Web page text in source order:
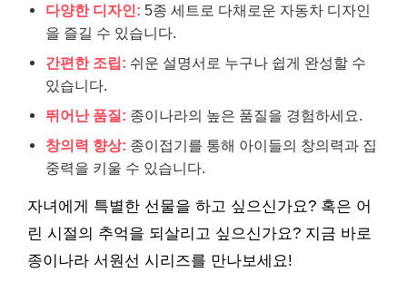
다양한 디자인: 5종 세트로 다채로운 자동차 디자인
을 즐길 수 있습니다.
간편한 조립: 쉬운 설명서로 누구나 쉽게 완성할 수
있습니다.
뛰어난 품질: 종이나라의 높은 품질을 경험하세요.
창의력 향상: 종이접기를 통해 아이들의 창의력과 집
중력을 키울 수 있습니다.
자녀에게 특별한 선물을 하고 싶으신가요? 혹은 어
린 시절의 추억을 되살리고 싶으신가요? 지금 바로
종이나라 서원선 시리즈를 만나보세요!